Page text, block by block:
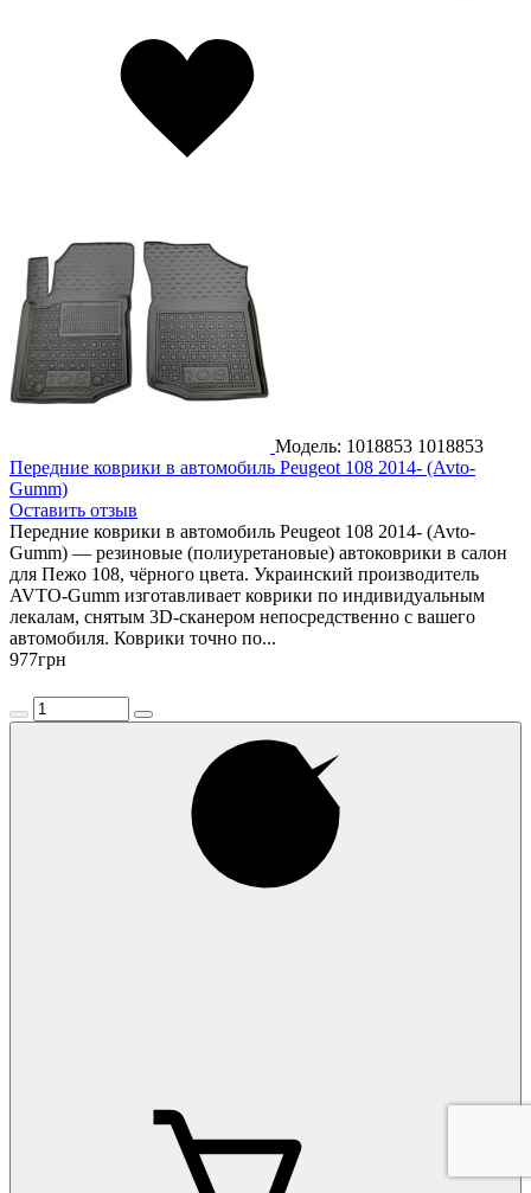
Модель: 1018853 1018853
Передние коврики в автомобиль Peugeot 108 2014- (Avto-
Gumm)
Оставить отзыв
Передние коврики в автомобиль Peugeot 108 2014- (Avto-
Gumm) — резиновые (полиуретановые) автоковрики в салон
для Пежо 108, чёрного цвета. Украинский производитель
AVTO-Gumm изготавливает коврики по индивидуальным
лекалам, снятым 3D-сканером непосредственно с вашего
автомобиля. Коврики точно по...
977грн